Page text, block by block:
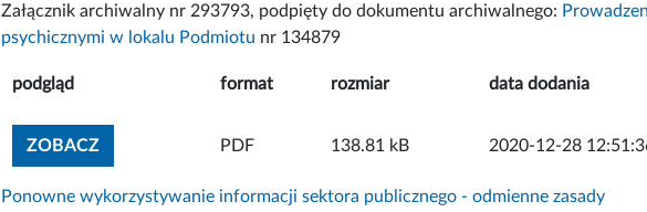
Załącznik archiwalny nr 293793, podpięty do dokumentu archiwalnego:
psychicznymi w lokalu Podmiotu nr 134879
podgląd format rozmiar data dodania
ZOBACZZOBACZ ZAŁĄCZNIK
PDF 138.81 kB 2020-12-28
Ponowne wykorzystywanie informacji sektora publicznego - odmienne zasady